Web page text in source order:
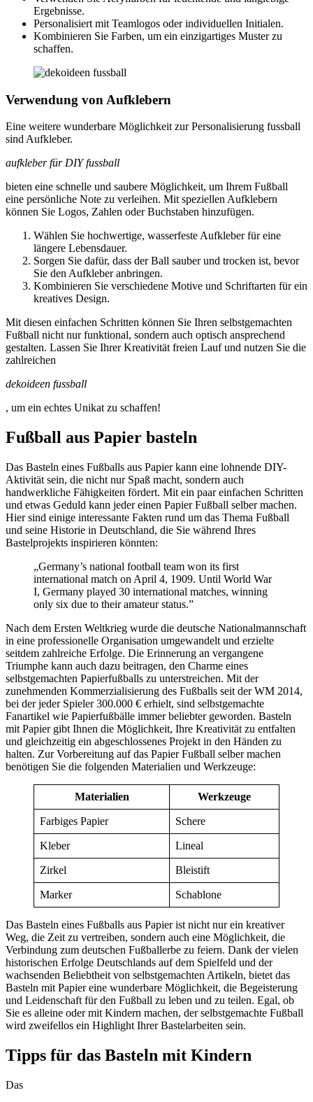
Ergebnisse.
Personalisiert mit Teamlogos oder individuellen Initialen.
Kombinieren Sie Farben, um ein einzigartiges Muster zu
schaffen.
Verwendung von Aufklebern
Eine weitere wunderbare Möglichkeit zur Personalisierung fussball
sind Aufkleber.
aufkleber für DIY fussball
bieten eine schnelle und saubere Möglichkeit, um Ihrem Fußball
eine persönliche Note zu verleihen. Mit speziellen Aufklebern
können Sie Logos, Zahlen oder Buchstaben hinzufügen.
Wählen Sie hochwertige, wasserfeste Aufkleber für eine
längere Lebensdauer.
Sorgen Sie dafür, dass der Ball sauber und trocken ist, bevor
Sie den Aufkleber anbringen.
Kombinieren Sie verschiedene Motive und Schriftarten für ein
kreatives Design.
Mit diesen einfachen Schritten können Sie Ihren selbstgemachten
Fußball nicht nur funktional, sondern auch optisch ansprechend
gestalten. Lassen Sie Ihrer Kreativität freien Lauf und nutzen Sie die
zahlreichen
dekoideen fussball
, um ein echtes Unikat zu schaffen!
Fußball aus Papier basteln
Das Basteln eines Fußballs aus Papier kann eine lohnende DIY-
Aktivität sein, die nicht nur Spaß macht, sondern auch
handwerkliche Fähigkeiten fördert. Mit ein paar einfachen Schritten
und etwas Geduld kann jeder einen Papier Fußball selber machen.
Hier sind einige interessante Fakten rund um das Thema Fußball
und seine Historie in Deutschland, die Sie während Ihres
Bastelprojekts inspirieren könnten:
„Germany’s national football team won its first
international match on April 4, 1909. Until World War
I, Germany played 30 international matches, winning
only six due to their amateur status.”
Nach dem Ersten Weltkrieg wurde die deutsche Nationalmannschaft
in eine professionelle Organisation umgewandelt und erzielte
seitdem zahlreiche Erfolge. Die Erinnerung an vergangene
Triumphe kann auch dazu beitragen, den Charme eines
selbstgemachten Papierfußballs zu unterstreichen. Mit der
zunehmenden Kommerzialisierung des Fußballs seit der WM 2014,
bei der jeder Spieler 300.000 € erhielt, sind selbstgemachte
Fanartikel wie Papierfußbälle immer beliebter geworden. Basteln
mit Papier gibt Ihnen die Möglichkeit, Ihre Kreativität zu entfalten
und gleichzeitig ein abgeschlossenes Projekt in den Händen zu
halten. Zur Vorbereitung auf das Papier Fußball selber machen
benötigen Sie die folgenden Materialien und Werkzeuge:
Materialien Werkzeuge
Farbiges Papier Schere
Kleber Lineal
Zirkel Bleistift
Marker Schablone
Das Basteln eines Fußballs aus Papier ist nicht nur ein kreativer
Weg, die Zeit zu vertreiben, sondern auch eine Möglichkeit, die
Verbindung zum deutschen Fußballerbe zu feiern. Dank der vielen
historischen Erfolge Deutschlands auf dem Spielfeld und der
wachsenden Beliebtheit von selbstgemachten Artikeln, bietet das
Basteln mit Papier eine wunderbare Möglichkeit, die Begeisterung
und Leidenschaft für den Fußball zu leben und zu teilen. Egal, ob
Sie es alleine oder mit Kindern machen, der selbstgemachte Fußball
wird zweifellos ein Highlight Ihrer Bastelarbeiten sein.
Tipps für das Basteln mit Kindern
Das